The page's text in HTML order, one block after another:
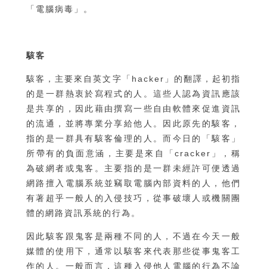
「電腦病毒」。
駭客
駭客，主要來自英文字「hacker」的翻譯，起初指
的是一群熱衷於寫程式的人。這些人認為資訊應該
是共享的，因此藉由撰寫一些自由軟體來促進資訊
的流通，並將專業分享給他人。因此原先的駭客，
指的是一群具有駭客倫理的人。而今日的「駭客」
所帶有的負面意涵，主要是來自「cracker」，稱
為破網者或鬼客。主要指的是一群未經許可便透過
網路擅入電腦系統並竊取電腦內部資料的人，他們
有著超乎一般人的入侵技巧，從事破壞人或機關團
體的網路資訊系統的行為。
因此駭客跟鬼客是兩種不同的人，不過在今天一般
媒體的使用下，通常以駭客來代表那些從事鬼客工
作的人。一般而言，這種入侵他人電腦的行為不論